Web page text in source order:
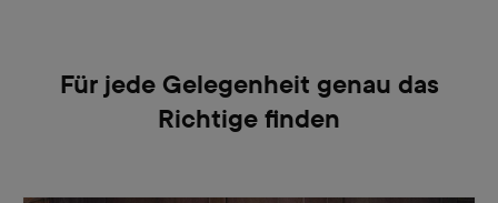
Für jede Gelegenheit genau das
Richtige finden